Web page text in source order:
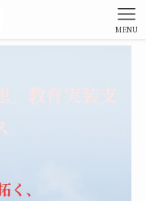
MENU
」教育実装支
、